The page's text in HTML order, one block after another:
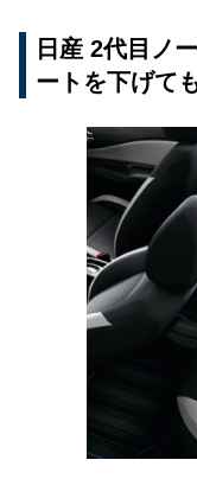
日産 2代目ノ
ートを下げて